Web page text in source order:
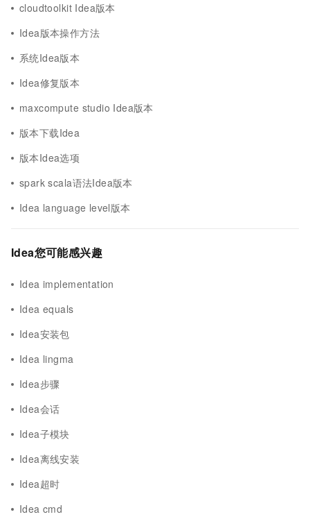
cloudtoolkit Idea版本
Idea版本操作方法
系统Idea版本
Idea修复版本
maxcompute studio Idea版本
版本下载Idea
版本Idea选项
spark scala语法Idea版本
Idea language level版本
Idea您可能感兴趣
Idea implementation
Idea equals
Idea安装包
Idea lingma
Idea步骤
Idea会话
Idea子模块
Idea离线安装
Idea超时
Idea cmd